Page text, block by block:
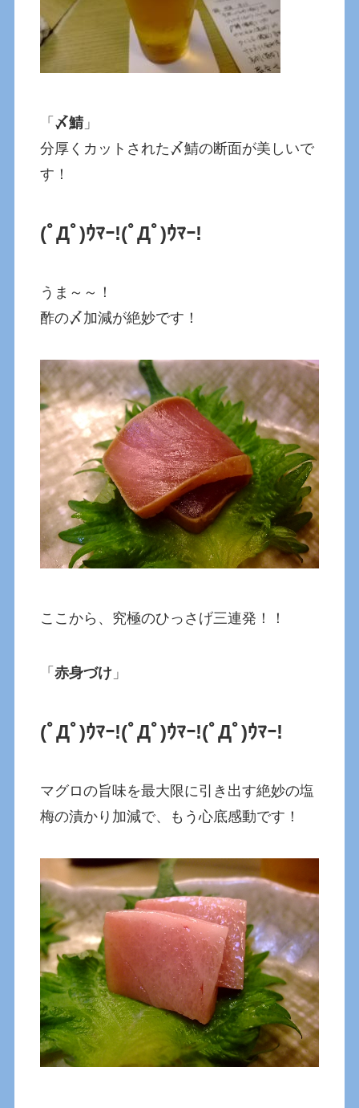
「 〆鯖」
分厚くカットされた〆鯖の断面が美しいで
す！
(ﾟДﾟ)ｳﾏｰ!(ﾟДﾟ)ｳﾏｰ!
うま～～！
酢の〆加減が絶妙です！
ここから、究極のひっさげ三連発！！
「赤身づけ 」
(ﾟДﾟ)ｳﾏｰ!(ﾟДﾟ)ｳﾏｰ!(ﾟДﾟ)ｳﾏｰ!
マグロの旨味を最大限に引き出す絶妙の塩
梅の漬かり加減で、もう心底感動です！